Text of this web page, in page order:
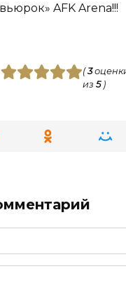
AFK Arena!!!
(3
из 5)